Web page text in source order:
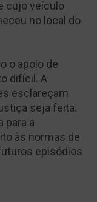
cujo veículo
no local do
o apoio de
difícil. A
esclareçam
seja feita.
para a
às normas de
episódios